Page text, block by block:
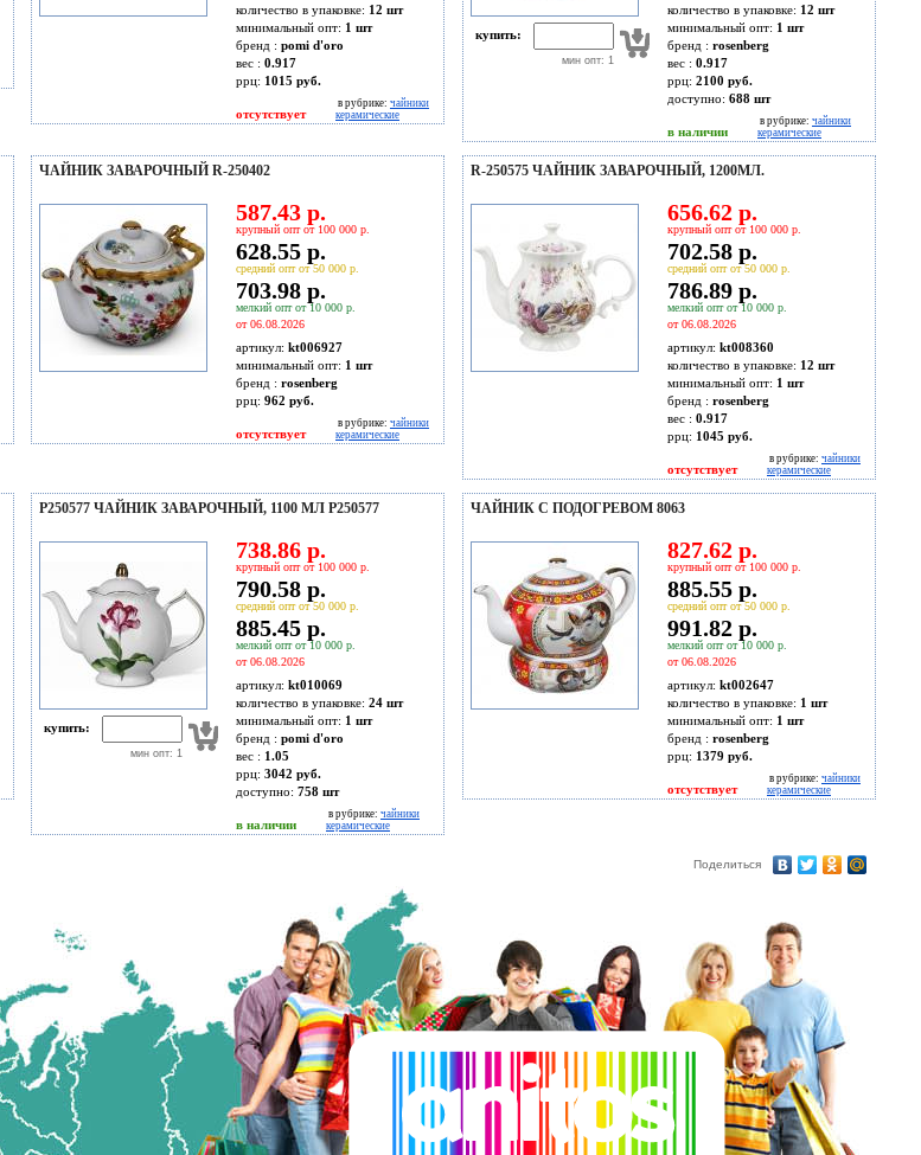
количество в упаковке: 12 шт
минимальный опт: 1 шт
бренд : pomi d'oro
вес : 0.917
ррц: 1015 руб.
отсутствует
в рубрике: чайники
керамические
купить:
мин опт: 1
количество в упаковке: 12 шт
минимальный опт: 1 шт
бренд : rosenberg
вес : 0.917
ррц: 2100 руб.
доступно: 688 шт
в наличии
в рубрике: чайники
керамические
ЧАЙНИК ЗАВАРОЧНЫЙ R-250402
587.43 р.
крупный опт от 100 000 р.
628.55 р.
средний опт от 50 000 р.
703.98 р.
мелкий опт от 10 000 р.
от 06.08.2026
артикул: kt006927
минимальный опт: 1 шт
бренд : rosenberg
ррц: 962 руб.
отсутствует
в рубрике: чайники
керамические
R-250575 ЧАЙНИК ЗАВАРОЧНЫЙ, 1200МЛ.
656.62 р.
крупный опт от 100 000 р.
702.58 р.
средний опт от 50 000 р.
786.89 р.
мелкий опт от 10 000 р.
от 06.08.2026
артикул: kt008360
количество в упаковке: 12 шт
минимальный опт: 1 шт
бренд : rosenberg
вес : 0.917
ррц: 1045 руб.
отсутствует
в рубрике: чайники
керамические
P250577 ЧАЙНИК ЗАВАРОЧНЫЙ, 1100 МЛ P250577
купить:
мин опт: 1
738.86 р.
крупный опт от 100 000 р.
790.58 р.
средний опт от 50 000 р.
885.45 р.
мелкий опт от 10 000 р.
от 06.08.2026
артикул: kt010069
количество в упаковке: 24 шт
минимальный опт: 1 шт
бренд : pomi d'oro
вес : 1.05
ррц: 3042 руб.
доступно: 758 шт
в наличии
в рубрике: чайники
керамические
ЧАЙНИК С ПОДОГРЕВОМ 8063
827.62 р.
крупный опт от 100 000 р.
885.55 р.
средний опт от 50 000 р.
991.82 р.
мелкий опт от 10 000 р.
от 06.08.2026
артикул: kt002647
количество в упаковке: 1 шт
минимальный опт: 1 шт
бренд : rosenberg
ррц: 1379 руб.
отсутствует
в рубрике: чайники
керамические
Поделиться